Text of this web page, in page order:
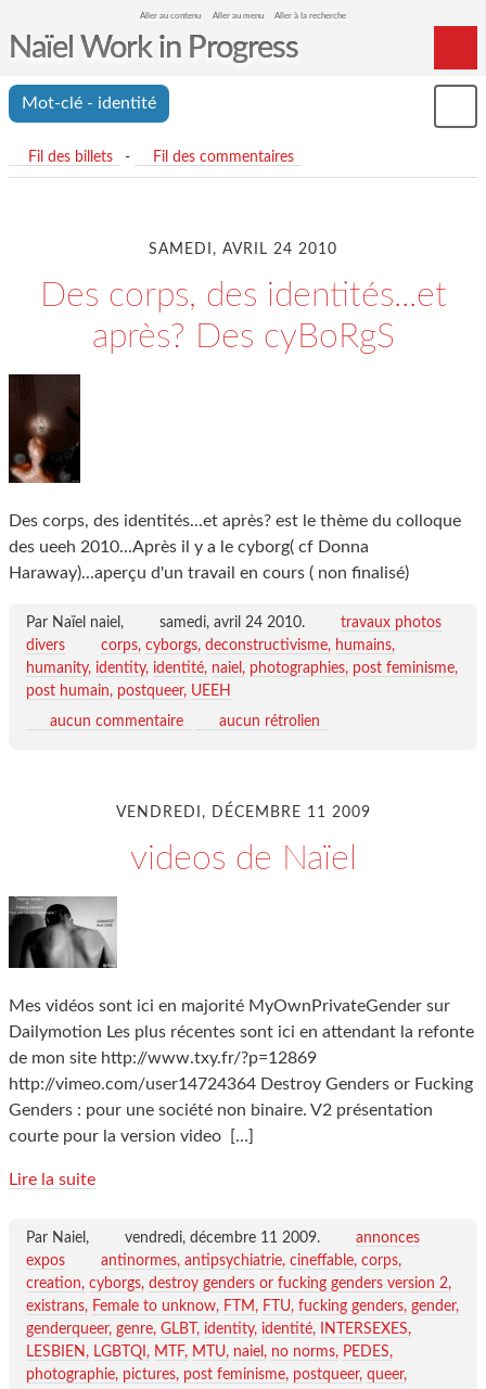
Aller au contenu Aller au menu Aller à la recherche
Naïel Work in Progress
Mot-clé - identité
Fil des billets - Fil des commentaires
SAMEDI, AVRIL 24 2010
Des corps, des identités...et
après? Des cyBoRgS
Des corps, des identités...et après? est le thème du colloque
des ueeh 2010...Après il y a le cyborg( cf Donna
Haraway)...aperçu d'un travail en cours ( non finalisé)
Par Naïel naiel, samedi, avril 24 2010.
travaux photos
divers
corps cyborgs deconstructivisme
humains
humanity identity identité naiel photographies post feminisme
post humain
postqueer UEEH
aucun commentaire
aucun rétrolien
VENDREDI, DÉCEMBRE 11 2009
videos de Naïel
Mes vidéos sont ici en majorité MyOwnPrivateGender sur
Dailymotion Les plus récentes sont ici en attendant la refonte
de mon site http://www.txy.fr/?p=12869
http://vimeo.com/user14724364 Destroy Genders or Fucking
Genders : pour une société non binaire. V2 présentation
courte pour la version video
[…]
Lire la suite
Par Naiel, vendredi, décembre 11 2009.
annonces
expos
antinormes antipsychiatrie cineffable corps
creation cyborgs destroy genders or fucking genders version 2
existrans
Female to unknow FTM FTU fucking genders gender
genderqueer genre GLBT identity identité
INTERSEXES
LESBIEN
LGBTQI MTF MTU naiel no norms
PEDES
photographie pictures post feminisme postqueer queer